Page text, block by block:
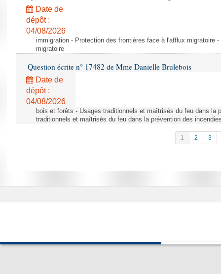
Date de
dépôt :
04/08/2026
immigration - Protection des frontières face à l'afflux migratoire
migratoire
Question écrite n° 17482 de Mme Danielle Brulebois
Date de
dépôt :
04/08/2026
bois et forêts - Usages traditionnels et maîtrisés du feu dans la
traditionnels et maîtrisés du feu dans la prévention des
1 2 3